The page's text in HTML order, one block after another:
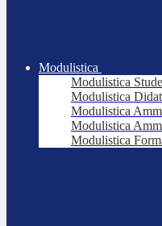
Modulistica
Modulistica
Modulistica
Modulistica
Modulistica
Modulistica